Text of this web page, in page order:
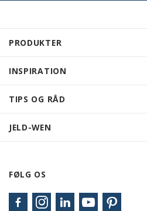
PRODUKTER
INSPIRATION
TIPS OG RÅD
JELD-WEN
FØLG OS